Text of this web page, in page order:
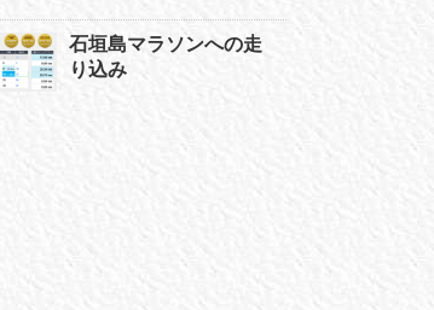
石垣島マラソンへの走
り込み